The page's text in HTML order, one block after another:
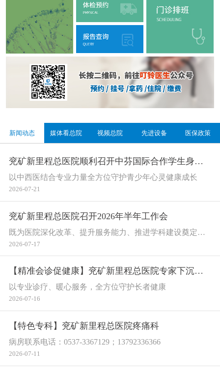
兖矿新里程总医院东院区公开招聘部分工作人员简章 [ 2024-03-05 ]
兖矿新里程总医院2023年重要经济活动公示
新闻动态 媒体看总院 视频总院 先进设备 医保政策
兖矿新里程总医院顺利召开中芬国际合作学生身心健康联合推进会
以中西医结合专业力量全方位守护青少年心灵健康成长
2026-07-21
兖矿新里程总医院召开2026年半年工作会
既为医院深化改革、提升服务能力、推进学科建设奠定坚实基础，也为高质量发展筑牢思想根基、汇聚奋进合力
2026-07-17
【精准会诊促健康】兖矿新里程总医院专家下沉鲁化分院会诊双足坏疽重症长者
以专业诊疗、暖心服务，全方位守护长者健康
2026-07-16
【特色专科】兖矿新里程总医院疼痛科
病房联系电话：0537-3367129；13792336366
2026-07-11